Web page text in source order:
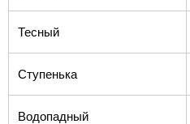
Тесный
Ступенька
Водопадный